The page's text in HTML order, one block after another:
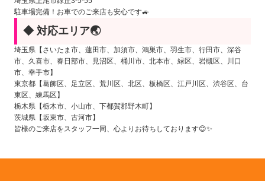
駐車場完備！お車でのご来店も安心です🚙
◆ 対応エリア🌏
埼玉県【さいたま市、蓮田市、加須市、鴻巣市、羽生市、行田市、深谷
市、久喜市、春日部市、見沼区、桶川市、北本市、緑区、岩槻区、川口
市、幸手市】
東京都【葛飾区、足立区、荒川区、北区、板橋区、江戸川区、渋谷区、台
東区、練馬区】
栃木県【栃木市、小山市、下都賀郡野木町】
茨城県【坂東市、古河市】
皆様のご来店をスタッフ一同、心よりお待ちしております😊✨